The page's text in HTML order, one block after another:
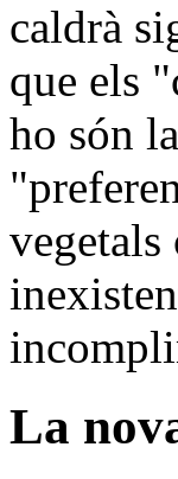
caldrà
que els
ho són
vegetals
La